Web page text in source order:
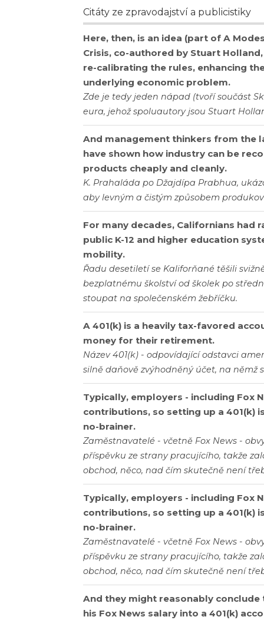
Citáty ze zpravodajství a publicistiky
Here, then, is an idea (part of A
Crisis, co-authored by Stuart
re-calibrating the rules, enhancing
underlying economic problem.
Zde je tedy jeden nápad (tvoří součást
eura, jehož spoluautory jsou Stuart
And management thinkers from the
have shown how industry can be
products cheaply and cleanly.
K. Prahaláda po Džajdípa Prabhua,
aby levným a čistým způsobem
For many decades, Californians had
public K-12 and higher education
mobility.
Řadu desetiletí se Kaliforňané těšili
bezplatnému školství od školek po
stoupat na společenském žebříčku.
A 401(k) is a heavily tax-favored
money for their retirement.
Název 401(k) - odpovídající odstavci
silně daňově zvýhodněný účet, na němž
Typically, employers - including Fox
contributions, so setting up a 401(k)
no-brainer.
Zaměstnavatelé - včetně Fox News -
příspěvku ze strany pracujícího, takže
obchod, něco, nad čím skutečně není
Typically, employers - including Fox
contributions, so setting up a 401(k)
no-brainer.
Zaměstnavatelé - včetně Fox News -
příspěvku ze strany pracujícího, takže
obchod, něco, nad čím skutečně není
And they might reasonably
his Fox News salary into a 401(k)